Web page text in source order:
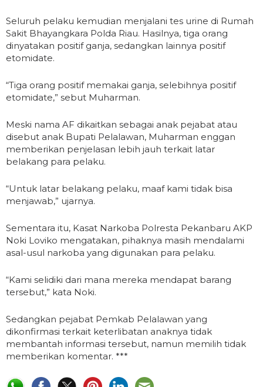
Seluruh pelaku kemudian menjalani tes urine di Rumah
Sakit Bhayangkara Polda Riau. Hasilnya, tiga orang
dinyatakan positif ganja, sedangkan lainnya positif
etomidate.
“Tiga orang positif memakai ganja, selebihnya positif
etomidate,” sebut Muharman.
Meski nama AF dikaitkan sebagai anak pejabat atau
disebut anak Bupati Pelalawan, Muharman enggan
memberikan penjelasan lebih jauh terkait latar
belakang para pelaku.
“Untuk latar belakang pelaku, maaf kami tidak bisa
menjawab,” ujarnya.
Sementara itu, Kasat Narkoba Polresta Pekanbaru AKP
Noki Loviko mengatakan, pihaknya masih mendalami
asal-usul narkoba yang digunakan para pelaku.
“Kami selidiki dari mana mereka mendapat barang
tersebut,” kata Noki.
Sedangkan pejabat Pemkab Pelalawan yang
dikonfirmasi terkait keterlibatan anaknya tidak
membantah informasi tersebut, namun memilih tidak
memberikan komentar. ***